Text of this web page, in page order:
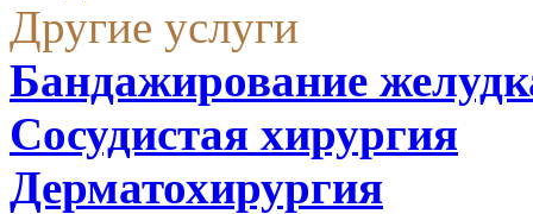
Другие услуги
Бандажирование
Сосудистая хирургия
Дерматохирургия